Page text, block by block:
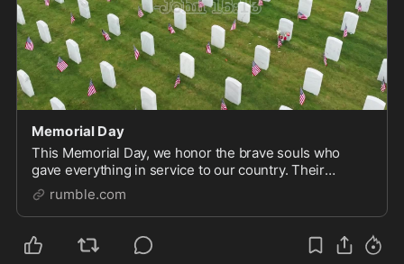
Memorial Day
This Memorial Day, we honor the brave souls who
gave everything in service to our country. Their
courage, sacrifice, and unwavering commitment to
freedom will never be forgotten. At JGM, we stand in g
rumble.com